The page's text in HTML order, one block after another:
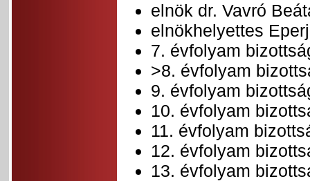
elnök dr. Vavró
elnökhelyettes
7. évfolyam
>8. évfolyam
9. évfolyam
10. évfolyam
11. évfolyam
12. évfolyam
13. évfolyam